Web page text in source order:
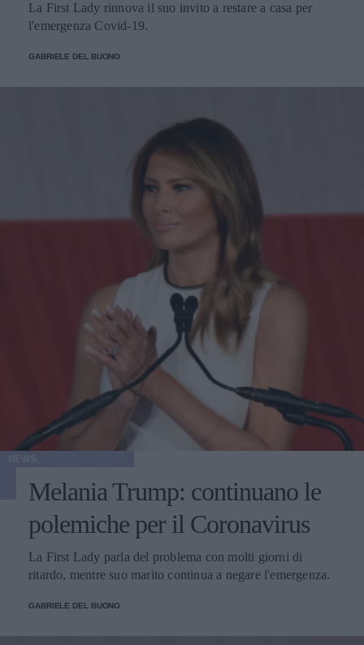
La First Lady rinnova il suo invito a restare a casa per
l'emergenza Covid-19.
GABRIELE DEL BUONO
Melania Trump: continuano le
polemiche per il Coronavirus
La First Lady parla del problema con molti giorni di
ritardo, mentre suo marito continua a negare l'emergenza.
GABRIELE DEL BUONO